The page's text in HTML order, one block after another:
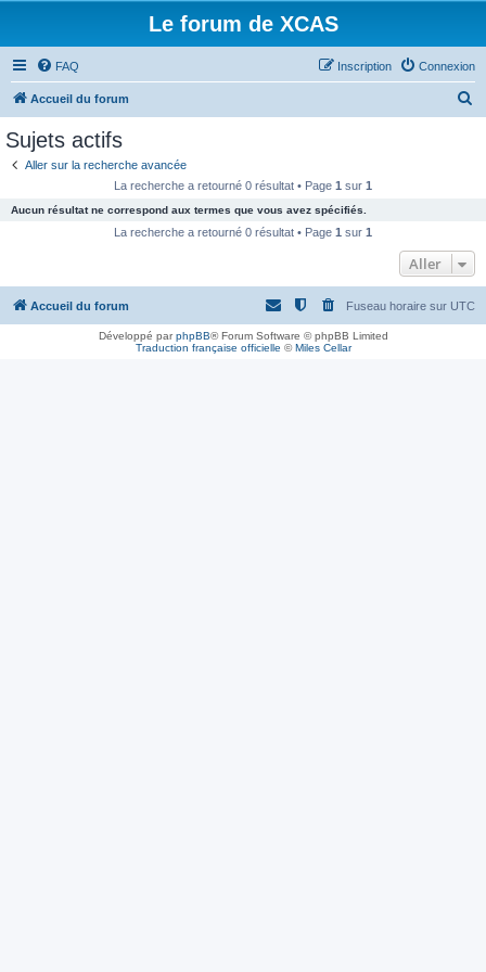
Le forum de XCAS
FAQ Connexion
Inscription
Accueil du forum
c
e
Sujets actifs
Aller sur la recherche avancée
La recherche a retourné 0 résultat • Page 1 sur 1
Aucun résultat ne correspond aux termes que vous avez spécifiés.
La recherche a retourné 0 résultat • Page 1 sur 1
Aller
Accueil du forum Fuseau horaire sur UTC
Développé parphpBB® Forum Software © phpBB Limited
Traduction française officielle ©Miles Cellar